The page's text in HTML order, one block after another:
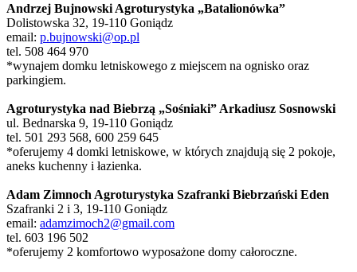
Andrzej Bujnowski Agroturystyka „Batalionówka”
Dolistowska 32, 19-110 Goniądz
email: p.bujnowski@op.pl
tel. 508 464 970
*wynajem domku letniskowego z miejscem na ognisko oraz
parkingiem.
Agroturystyka nad Biebrzą „Sośniaki” Arkadiusz Sosnowski
ul. Bednarska 9, 19-110 Goniądz
tel. 501 293 568, 600 259 645
*oferujemy 4 domki letniskowe, w których znajdują się 2 pokoje,
aneks kuchenny i łazienka.
Adam Zimnoch Agroturystyka Szafranki Biebrzański Eden
Szafranki 2 i 3, 19-110 Goniądz
email: adamzimoch2@gmail.com
tel. 603 196 502
*oferujemy 2 komfortowo wyposażone domy całoroczne.